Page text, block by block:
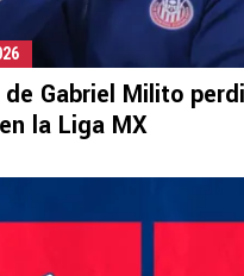
Gabriel Milito
la Liga MX